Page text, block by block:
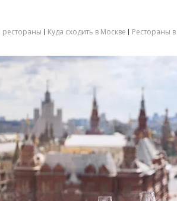
рестораны Куда сходить в Москве Рестораны